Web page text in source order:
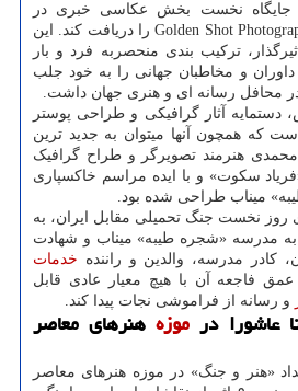
جایگاه نخست بخش عکاسی خبری در
مسابقه Golden Shot Photography Awards ۲۰۲۶ را دریافت کند. این
ترکیب بندی منحصربه فرد و بار
و مخاطبان جهانی را به خود جلب
محافل رسانه ای و هنری جهان داشت.
آثار گرافیکی و طراحی پوستر
که همچون آنها میتوان به جدید ترین
هنرمند تصویرگر و طراح گرافیک
سکوت» و با ایده مراسم خاکسپاری
میناب طراحی شده بود.
روز نخست جنگ تحمیلی مقابل ایران، به
مدرسه «شجره طیبه» میناب و شهادت
خدمات
فاجعه آن با هیچ معیار عادی قابل
و رسانه از فراموشی نجات پیدا کند.
عاشورا در موزههنرهای معاصر
«هنر و جنگ» در موزه هنرهای معاصر